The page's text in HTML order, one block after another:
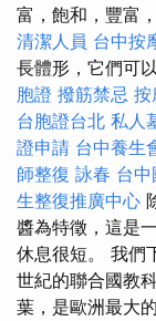
富，飽和，豐富
清潔人員 台中按
長體形，它們可
胞證 撥筋禁忌 按
台胞證台北 私人
證申請 台中養生
師整復 詠春 台
生整復推廣中心
醬為特徵，這是
休息很短。 我們
世紀的聯合國教
葉，是歐洲最大